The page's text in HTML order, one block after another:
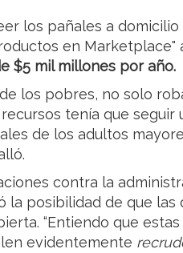
los pañales a
en Marketplace"
$5 mil millones por año.
los pobres, no solo
tenía que seguir
de los adultos
contra la
la posibilidad de que las
“Entiendo que
evidentemente